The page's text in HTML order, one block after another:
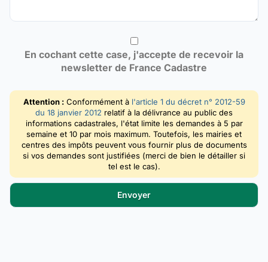
En cochant cette case, j'accepte de recevoir la
newsletter de France Cadastre
Attention :Conformément à l'article 1 du décret n° 2012-59
du 18 janvier 2012 relatif à la délivrance au public des
informations cadastrales, l'état limite les demandes à 5 par
semaine et 10 par mois maximum. Toutefois, les mairies et
centres des impôts peuvent vous fournir plus de documents
si vos demandes sont justifiées (merci de bien le détailler si
tel est le cas).